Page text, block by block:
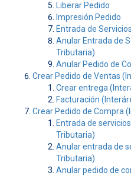
Liberar Pedido
Impresión Pedido
Entrada de
Anular Entrada de
Tributaria)
Anular Pedido de
Crear Pedido de Ventas
Crear entrega
Facturación
Crear Pedido de Compra
Entrada de
Tributaria)
Anular entrada de
Tributaria)
Anular pedido de